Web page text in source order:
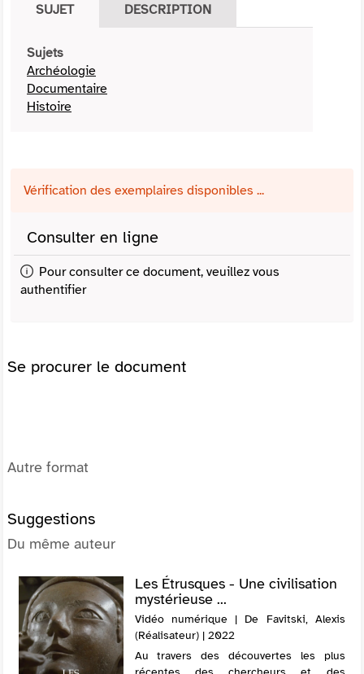
SUJET DESCRIPTION
Sujets
Archéologie
Documentaire
Histoire
Vérification des exemplaires disponibles ...
Consulter en ligne
Pour consulter ce document, veuillez vous
authentifier
Se procurer le document
Autre format
Suggestions
Du même auteur
Les Étrusques - Une civilisation
mystérieuse ...
Vidéo numérique | De Favitski, Alexis
(Réalisateur) | 2022
Au travers des découvertes les plus